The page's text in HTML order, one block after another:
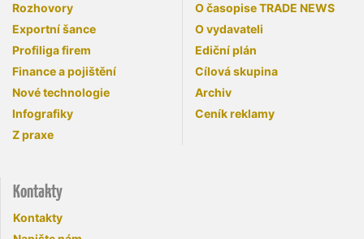
Rozhovory
Exportní šance
Profiliga firem
Finance a pojištění
Nové technologie
Infografiky
Z praxe
O časopise TRADE NEWS
O vydavateli
Ediční plán
Cílová skupina
Archiv
Ceník reklamy
Kontakty
Kontakty